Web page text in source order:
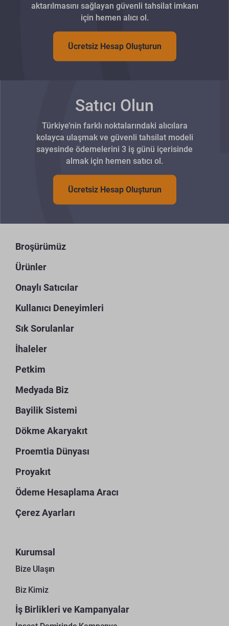
aktarılmasını sağlayan güvenli tahsilat imkanı
için hemen alıcı ol.
Ücretsiz Hesap Oluşturun
Satıcı Olun
Türkiye’nin farklı noktalarındaki alıcılara
kolayca ulaşmak ve güvenli tahsilat modeli
sayesinde ödemelerini 3 iş günü içerisinde
almak için hemen satıcı ol.
Ücretsiz Hesap Oluşturun
Broşürümüz
Ürünler
Onaylı Satıcılar
Kullanıcı Deneyimleri
Sık Sorulanlar
İhaleler
Petkim
Medyada Biz
Bayilik Sistemi
Dökme Akaryakıt
Proemtia Dünyası
Proyakıt
Ödeme Hesaplama Aracı
Çerez Ayarları
Kurumsal
Bize Ulaşın
Biz Kimiz
İş Birlikleri ve Kampanyalar